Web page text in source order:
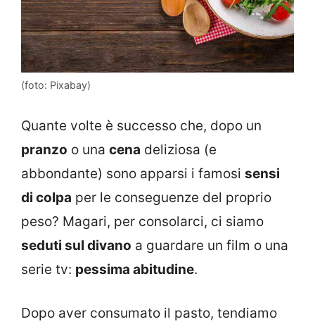
(foto: Pixabay)
Quante volte è successo che, dopo un
pranzo o una cena deliziosa (e
abbondante) sono apparsi i famosi sensi
di colpa per le conseguenze del proprio
peso? Magari, per consolarci, ci siamo
seduti sul divano a guardare un film o una
serie tv: pessima abitudine.
Dopo aver consumato il pasto, tendiamo